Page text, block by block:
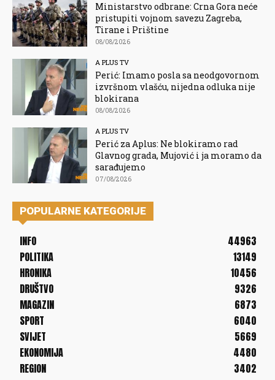
Ministarstvo odbrane: Crna Gora neće
pristupiti vojnom savezu Zagreba,
Tirane i Prištine
08/08/2026
A PLUS TV
Perić: Imamo posla sa neodgovornom
izvršnom vlašću, nijedna odluka nije
blokirana
08/08/2026
A PLUS TV
Perić za Aplus: Ne blokiramo rad
Glavnog grada, Mujović i ja moramo da
sarađujemo
07/08/2026
POPULARNE KATEGORIJE
INFO
44963
POLITIKA
13149
HRONIKA
10456
DRUŠTVO
9326
MAGAZIN
6873
SPORT
6040
SVIJET
5669
EKONOMIJA
4480
REGION
3402